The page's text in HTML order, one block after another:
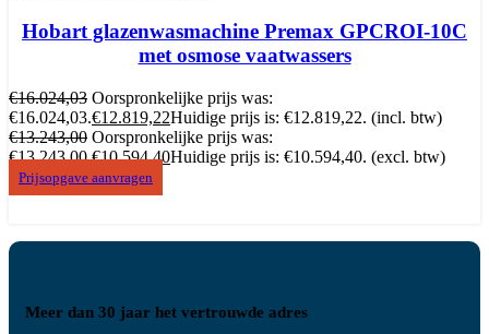
Hobart glazenwasmachine Premax GPCROI-10C
met osmose vaatwassers
€16.024,03 Oorspronkelijke prijs was:
€16.024,03.€12.819,22Huidige prijs is: €12.819,22. (incl. btw)
€13.243,00 Oorspronkelijke prijs was:
€13.243,00.€10.594,40Huidige prijs is: €10.594,40. (excl. btw)
Prijsopgave aanvragen
Meer dan 30 jaar het vertrouwde adres